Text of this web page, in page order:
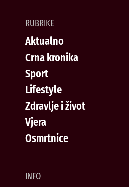
RUBRIKE
Aktualno
Crna kronika
Sport
Lifestyle
Zdravlje i život
Vjera
Osmrtnice
INFO